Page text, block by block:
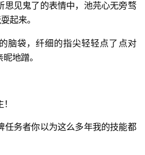
思见鬼了的表情中，池芫心无旁骛
起来。
脑袋，纤细的指尖轻轻点了点对
地蹭。
任务者你以为这么多年我的技能都